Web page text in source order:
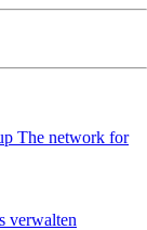
The network for
verwalten